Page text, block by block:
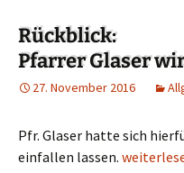
Rückblick:
Pfarrer Glaser
27. November 2016
Pfr. Glaser hatte sich
einfallen lassen.